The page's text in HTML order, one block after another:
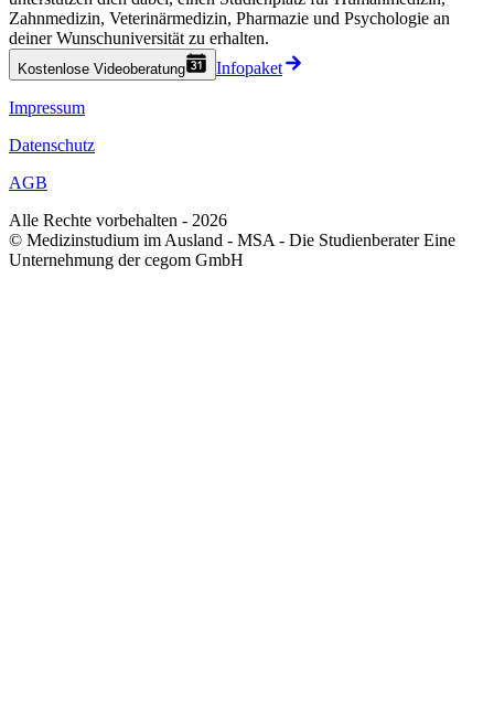
Zahnmedizin, Veterinärmedizin, Pharmazie und Psychologie an
deiner Wunschuniversität zu erhalten.
Kostenlose Videoberatung Infopaket
Impressum
Datenschutz
AGB
Alle Rechte vorbehalten - 2026
© Medizinstudium im Ausland - MSA - Die Studienberater Eine
Unternehmung der cegom GmbH